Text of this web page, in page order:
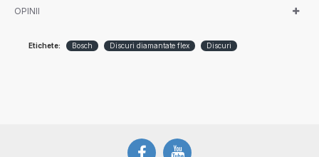
OPINII
Etichete: Bosch Discuri diamantate flex Discuri